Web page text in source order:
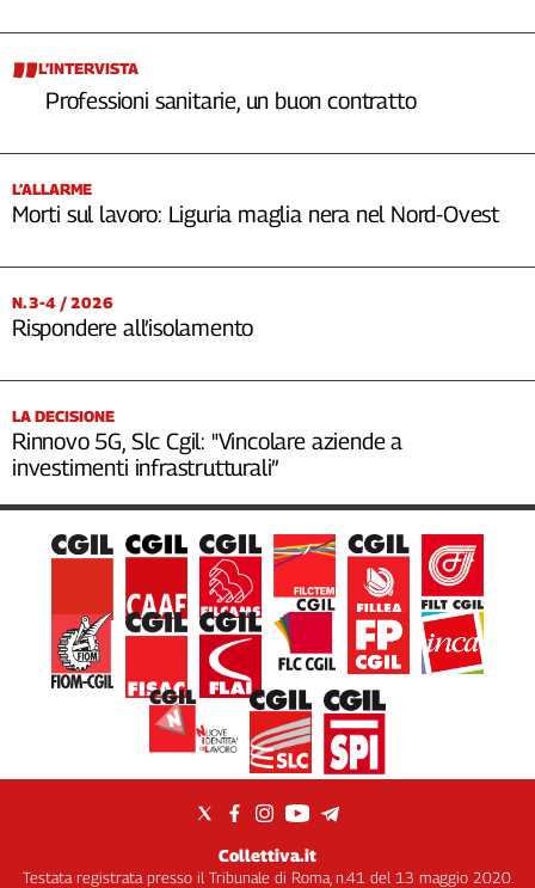
L’INTERVISTA
Professioni sanitarie, un buon contratto
L’ALLARME
Morti sul lavoro: Liguria maglia nera nel Nord-Ovest
N. 3-4 / 2026
Rispondere all’isolamento
LA DECISIONE
Rinnovo 5G, Slc Cgil: "Vincolare aziende a
investimenti infrastrutturali”
Collettiva.it
Testata registrata presso il Tribunale di Roma, n.41 del 13 maggio 2020.